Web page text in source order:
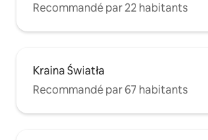
Recommandé par 22 habitants
Kraina Światła
Recommandé par 67 habitants